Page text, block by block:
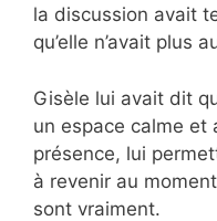
la discussion avait
qu’elle n’avait plus
Gisèle lui avait dit
un espace calme et
présence, lui
à revenir au
sont vraiment.